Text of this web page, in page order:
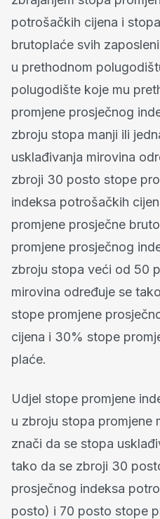
potrošačkih cijena i
brutoplaće svih
u prethodnom
polugodište koje mu
promjene prosječnog
zbroju stopa manji ili
usklađivanja mirovina
zbroji 30 posto stope
indeksa potrošačkih
promjene prosječne
promjene prosječnog
zbroju stopa veći od 50
mirovina određuje se
stope promjene
cijena i 30% stope
plaće.
Udjel stope promjene
u zbroju stopa promjene
znači da se stopa
tako da se zbroji 30
prosječnog indeksa
posto) i 70 posto stope